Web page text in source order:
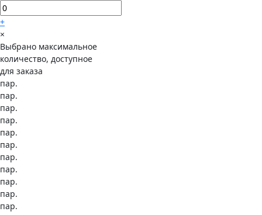
+
×
Выбрано максимальное
количество, доступное
для заказа
пар.
пар.
пар.
пар.
пар.
пар.
пар.
пар.
пар.
пар.
пар.